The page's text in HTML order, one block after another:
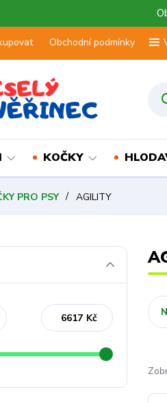
Obchodní podmínky
KOČKY
PRO PSY AGILITY
Kč